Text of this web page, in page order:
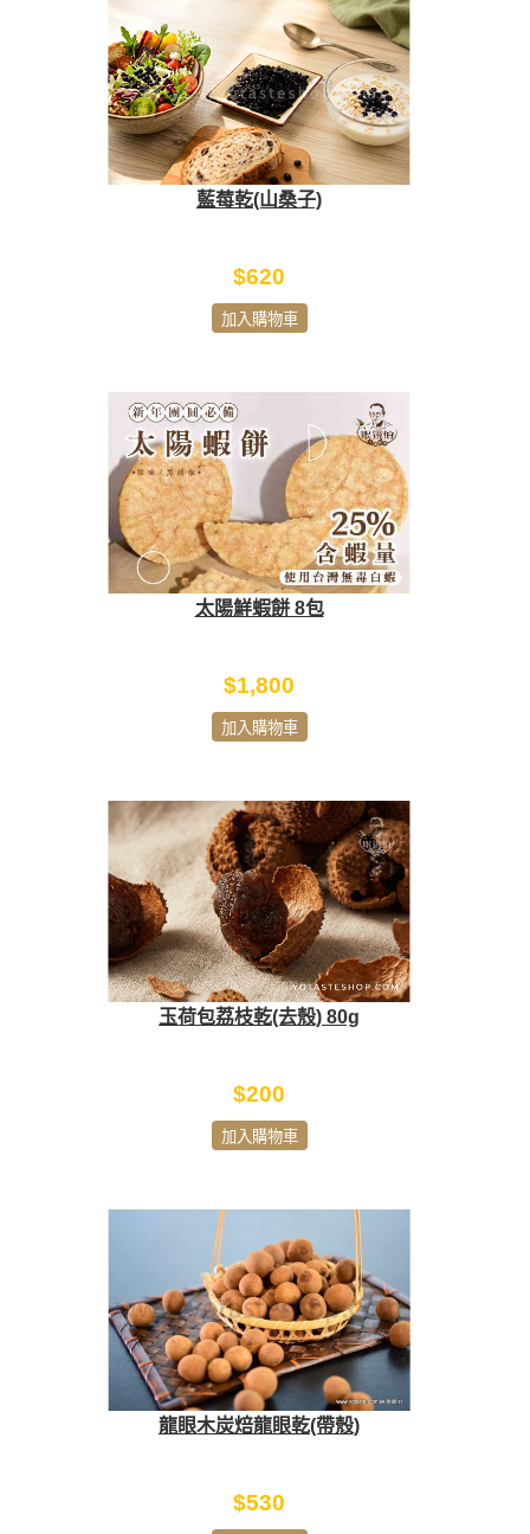
藍莓乾(山桑子)
$620
加入購物車
太陽鮮蝦餅 8包
$1,800
加入購物車
玉荷包荔枝乾(去殼) 80g
$200
加入購物車
龍眼木炭焙龍眼乾(帶殼)
$530